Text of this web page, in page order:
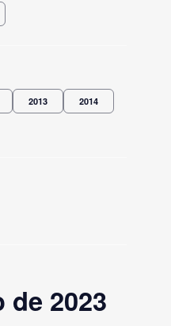
2013 2014
2023